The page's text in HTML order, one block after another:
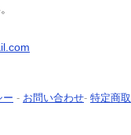
ー - お問い合わせ- 特定商